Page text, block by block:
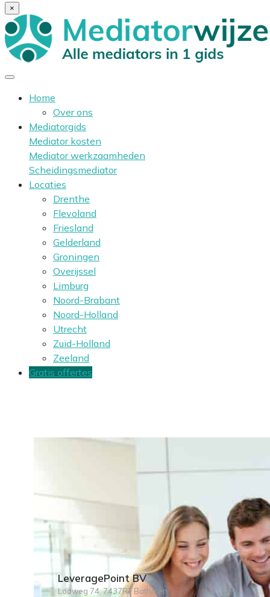
×
Home
Over ons
Mediatorgids
Mediator kosten
Mediator werkzaamheden
Scheidingsmediator
Locaties
Drenthe
Flevoland
Friesland
Gelderland
Groningen
Overijssel
Limburg
Noord-Brabant
Noord-Holland
Utrecht
Zuid-Holland
Zeeland
Gratis offertes
LeveragePoint BV
Looweg 74, 7437RT Bathmen